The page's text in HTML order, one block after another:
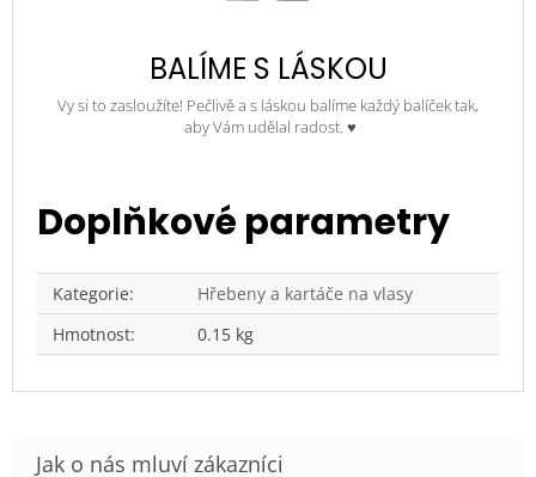
BALÍME S LÁSKOU
Vy si to zasloužíte! Pečlivě a s láskou balíme každý balíček tak,
aby Vám udělal radost. ♥
Doplňkové parametry
Kategorie:
Hřebeny a kartáče na vlasy
Hmotnost: 0.15 kg